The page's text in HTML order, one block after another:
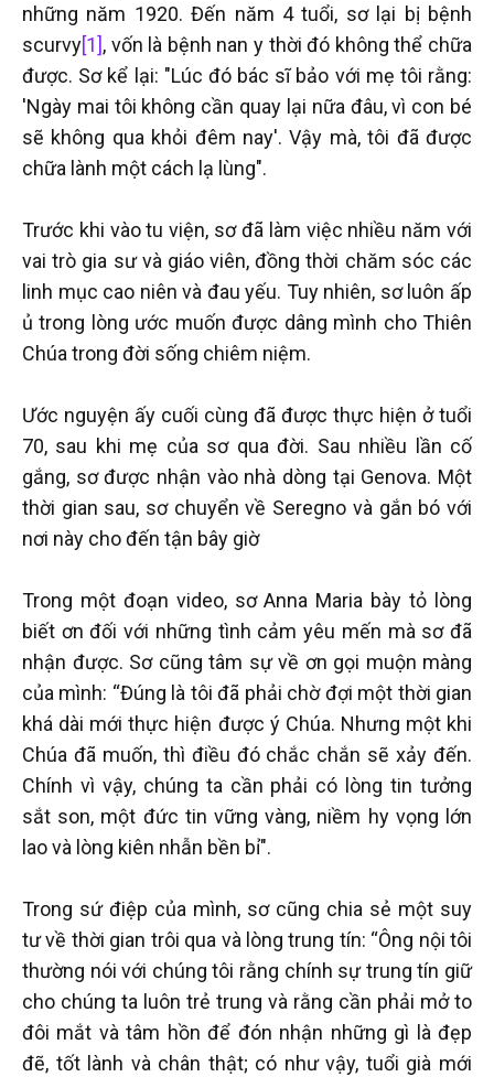
những năm 1920. Đến năm 4 tuổi, sơ lại bị bệnh
scurvy[1], vốn là bệnh nan y thời đó không thể chữa
được. Sơ kể lại: "Lúc đó bác sĩ bảo với mẹ tôi rằng:
'Ngày mai tôi không cần quay lại nữa đâu, vì con bé
sẽ không qua khỏi đêm nay'. Vậy mà, tôi đã được
chữa lành một cách lạ lùng".
Trước khi vào tu viện, sơ đã làm việc nhiều năm với
vai trò gia sư và giáo viên, đồng thời chăm sóc các
linh mục cao niên và đau yếu. Tuy nhiên, sơ luôn ấp
ủ trong lòng ước muốn được dâng mình cho Thiên
Chúa trong đời sống chiêm niệm.
Ước nguyện ấy cuối cùng đã được thực hiện ở tuổi
70, sau khi mẹ của sơ qua đời. Sau nhiều lần cố
gắng, sơ được nhận vào nhà dòng tại Genova. Một
thời gian sau, sơ chuyển về Seregno và gắn bó với
nơi này cho đến tận bây giờ
Trong một đoạn video, sơ Anna Maria bày tỏ lòng
biết ơn đối với những tình cảm yêu mến mà sơ đã
nhận được. Sơ cũng tâm sự về ơn gọi muộn màng
của mình: “Đúng là tôi đã phải chờ đợi một thời gian
khá dài mới thực hiện được ý Chúa. Nhưng một khi
Chúa đã muốn, thì điều đó chắc chắn sẽ xảy đến.
Chính vì vậy, chúng ta cần phải có lòng tin tưởng
sắt son, một đức tin vững vàng, niềm hy vọng lớn
lao và lòng kiên nhẫn bền bỉ".
Trong sứ điệp của mình, sơ cũng chia sẻ một suy
tư về thời gian trôi qua và lòng trung tín: “Ông nội tôi
thường nói với chúng tôi rằng chính sự trung tín giữ
cho chúng ta luôn trẻ trung và rằng cần phải mở to
đôi mắt và tâm hồn để đón nhận những gì là đẹp
đẽ, tốt lành và chân thật; có như vậy, tuổi già mới